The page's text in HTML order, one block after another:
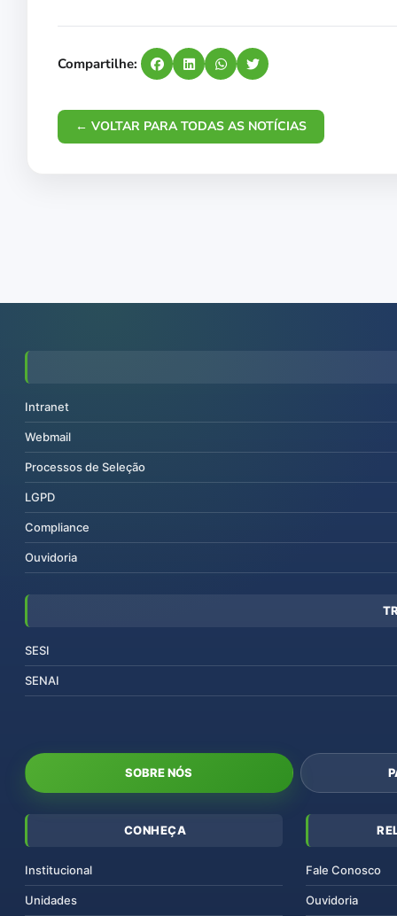
Compartilhe:
← VOLTAR PARA TODAS AS NOTÍCIAS
Intranet
Webmail
Processos de Seleção
LGPD
Compliance
Ouvidoria
SESI
SENAI
SOBRE NÓS
CONHEÇA
Institucional
Unidades
Fale Conosco
Ouvidoria